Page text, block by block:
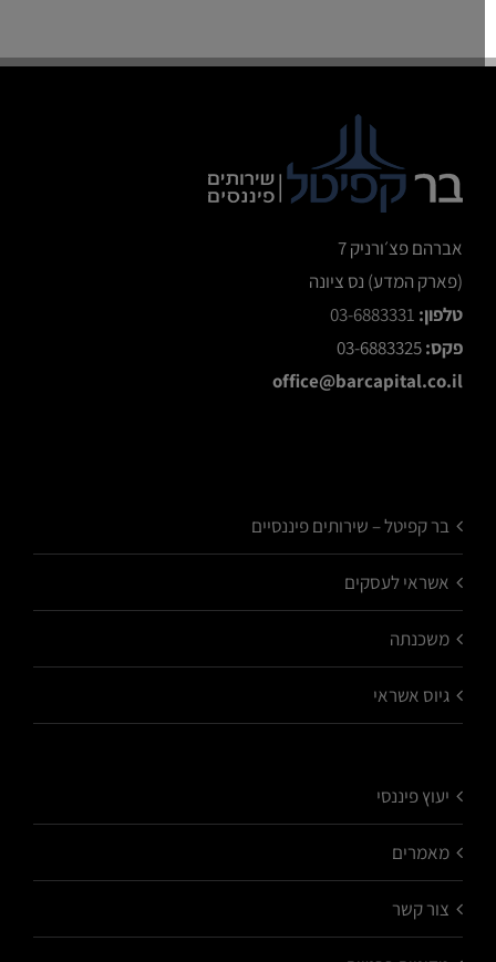
אברהם פצ׳ורניק 7
(פארק המדע) נס ציונה
טלפון:03-6883331
פקס:03-6883325
office@barcapital.co.il
בר קפיטל – שירותים פיננסיים
אשראי לעסקים
משכנתה
גיוס אשראי
יעוץ פיננסי
מאמרים
צור קשר